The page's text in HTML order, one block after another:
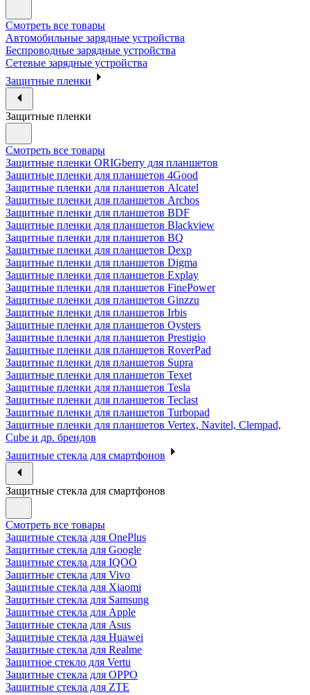
Смотреть все товары
Автомобильные зарядные устройства
Беспроводные зарядные устройства
Сетевые зарядные устройства
Защитные пленки
Защитные пленки
Смотреть все товары
Защитные пленки ORIGberry для планшетов
Защитные пленки для планшетов 4Good
Защитные пленки для планшетов Alcatel
Защитные пленки для планшетов Archos
Защитные пленки для планшетов BDF
Защитные пленки для планшетов Blackview
Защитные пленки для планшетов BQ
Защитные пленки для планшетов Dexp
Защитные пленки для планшетов Digma
Защитные пленки для планшетов Explay
Защитные пленки для планшетов FinePower
Защитные пленки для планшетов Ginzzu
Защитные пленки для планшетов Irbis
Защитные пленки для планшетов Oysters
Защитные пленки для планшетов Prestigio
Защитные пленки для планшетов RoverPad
Защитные пленки для планшетов Supra
Защитные пленки для планшетов Texet
Защитные пленки для планшетов Tesla
Защитные пленки для планшетов Teclast
Защитные пленки для планшетов Turbopad
Защитные пленки для планшетов Vertex, Navitel, Clempad,
Cube и др. брендов
Защитные стекла для смартфонов
Защитные стекла для смартфонов
Смотреть все товары
Защитные стекла для OnePlus
Защитные стекла для Google
Защитные стекла для IQOO
Защитные стекла для Vivo
Защитные стекла для Xiaomi
Защитные стекла для Samsung
Защитные стекла для Apple
Защитные стекла для Asus
Защитные стекла для Huawei
Защитные стекла для Realme
Защитное стекло для Vertu
Защитные стекла для OPPO
Защитные стекла для ZTE